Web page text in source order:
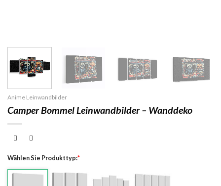
Anime Leinwandbilder
Camper Bommel Leinwandbilder – Wanddeko
Wählen Sie Produkttyp:*